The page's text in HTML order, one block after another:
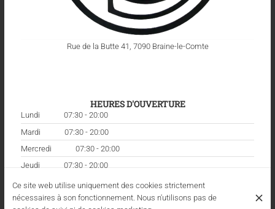
Rue de la Butte 41, 7090 Braine-le-Comte
HEURES D'OUVERTURE
Lundi
07:30 - 20:00
Mardi
07:30 - 20:00
Mercredi
07:30 - 20:00
Jeudi
07:30 - 20:00
Vendredi
07:30 - 20:00
Samedi
09:00 - 10:00
Ce site web utilise uniquement des cookies strictement
nécessaires à son fonctionnement. Nous n'utilisons pas de